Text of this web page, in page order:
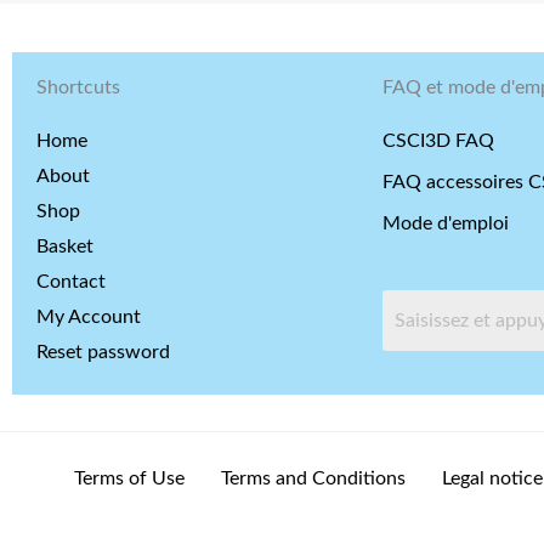
Shortcuts
Home
About
Shop
Basket
Contact
My Account
Reset password
FAQ et mode
CSCI3D FAQ
FAQ accessoires
Mode d'emploi
Terms of Use Terms and Conditions Legal notice